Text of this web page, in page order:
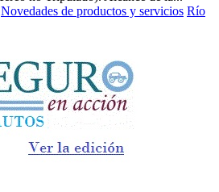
Novedades de productos y servicios Río